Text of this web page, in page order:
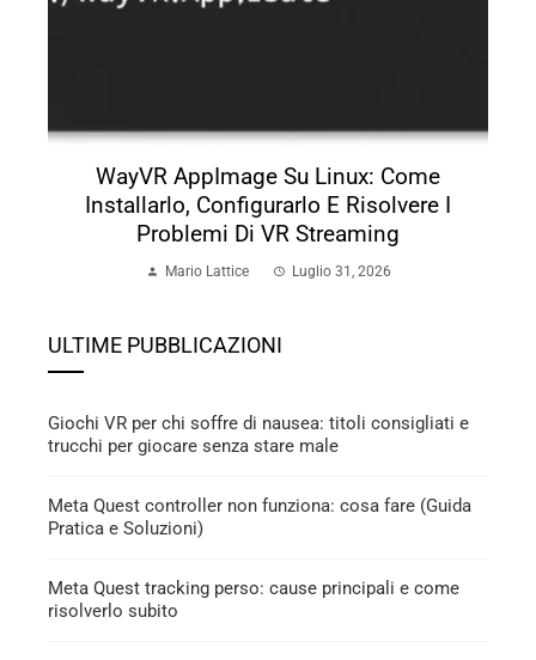
WayVR AppImage Su Linux: Come
Installarlo, Configurarlo E Risolvere I
Problemi Di VR Streaming
Mario Lattice Luglio 31, 2026
ULTIME PUBBLICAZIONI
Giochi VR per chi soffre di nausea: titoli consigliati e
trucchi per giocare senza stare male
Meta Quest controller non funziona: cosa fare (Guida
Pratica e Soluzioni)
Meta Quest tracking perso: cause principali e come
risolverlo subito